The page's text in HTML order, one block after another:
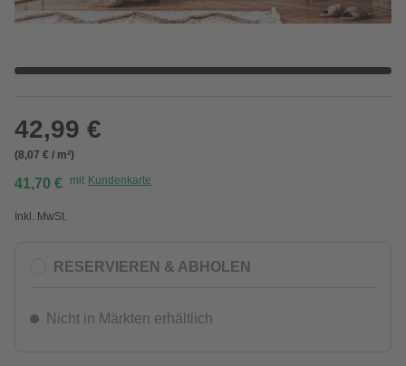
42,99 €
(8,07 € / m²)
41,70 € mit Kundenkarte
Inkl. MwSt.
RESERVIEREN & ABHOLEN
Nicht in Märkten erhältlich